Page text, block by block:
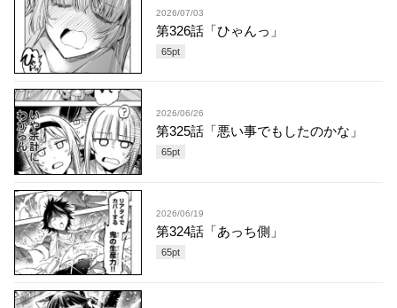
2026/07/03
第326話「ひゃんっ」
65pt
2026/06/26
第325話「悪い事でもしたのかな」
65pt
2026/06/19
第324話「あっち側」
65pt